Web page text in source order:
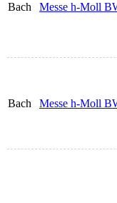
Bach Messe h-Moll
Bach Messe h-Moll